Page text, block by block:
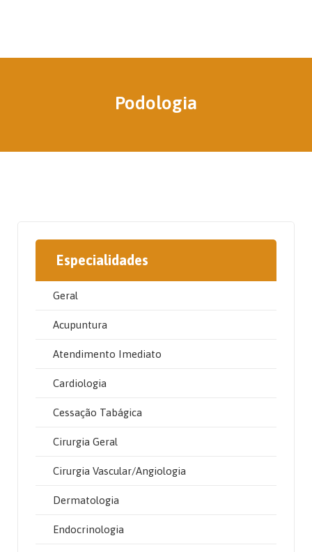
Podologia
Especialidades
Geral
Acupuntura
Atendimento Imediato
Cardiologia
Cessação Tabágica
Cirurgia Geral
Cirurgia Vascular/Angiologia
Dermatologia
Endocrinologia